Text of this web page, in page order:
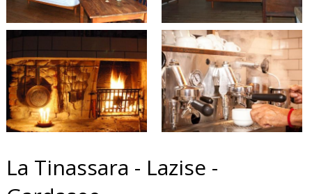
La Tinassara - Lazise -